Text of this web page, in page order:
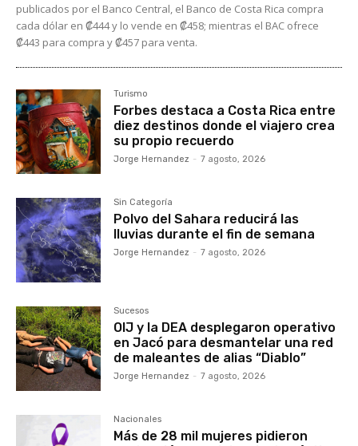
publicados por el Banco Central, el Banco de Costa Rica compra
cada dólar en ₡444 y lo vende en ₡458; mientras el BAC ofrece
₡443 para compra y ₡457 para venta.
Turismo
Forbes destaca a Costa Rica entre
diez destinos donde el viajero crea
su propio recuerdo
Jorge Hernandez - 7 agosto, 2026
Sin Categoría
Polvo del Sahara reducirá las
lluvias durante el fin de semana
Jorge Hernandez - 7 agosto, 2026
Sucesos
OIJ y la DEA desplegaron operativo
en Jacó para desmantelar una red
de maleantes de alias “Diablo”
Jorge Hernandez - 7 agosto, 2026
Nacionales
Más de 28 mil mujeres pidieron